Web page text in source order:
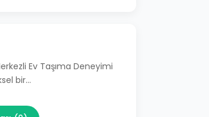
Ev Taşıma Deneyimi
bir…